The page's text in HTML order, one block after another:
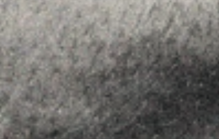
Youtube
Allyon — Barcelona, Spain
Copyrights © 2026 AVÍS LEGAL ·
POLÍTICA DE COOKIES · POLÍTICA DE PRIVACITAT·